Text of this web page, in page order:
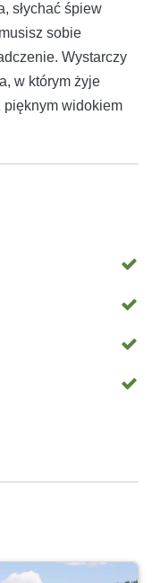
słychać śpiew
sobie
Wystarczy
w którym żyje
pięknym widokiem